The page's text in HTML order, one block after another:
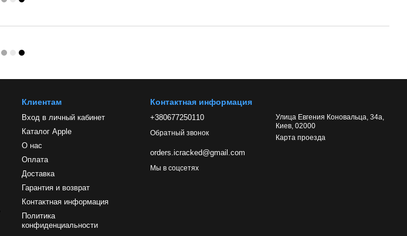
Клиентам
Вход в личный кабинет
Каталог Apple
О нас
Оплата
Доставка
Гарантия и возврат
Контактная информация
Политика
конфиденциальности
Контактная информация
+380677250110
Обратный звонок
orders.icracked@gmail.com
Улица Евгения Коновальца, 34а,
Киев, 02000
Карта проезда
Мы в соцсетях